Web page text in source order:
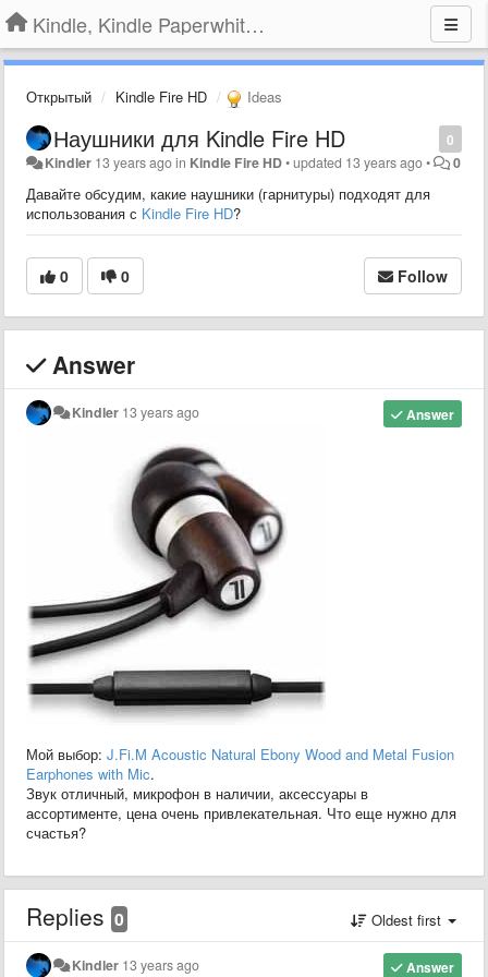
Kindle, Kindle Paperwhite, Kindle Voyage
Открытый Kindle Fire HD Ideas
0
Наушники для Kindle Fire HD
Kindler 13 years agoin Kindle Fire HD•updated 13 years ago• 0
Давайте обсудим, какие наушники (гарнитуры) подходят для
использования с Kindle Fire HD?
0 0 Follow
Answer
Answer
Kindler 13 years ago
Мой выбор: J.Fi.M Acoustic Natural Ebony Wood and Metal Fusion
Earphones with Mic.
Звук отличный, микрофон в наличии, аксессуары в
ассортименте, цена очень привлекательная. Что еще нужно для
счастья?
Replies 0 Oldest first
Answer
Kindler 13 years ago